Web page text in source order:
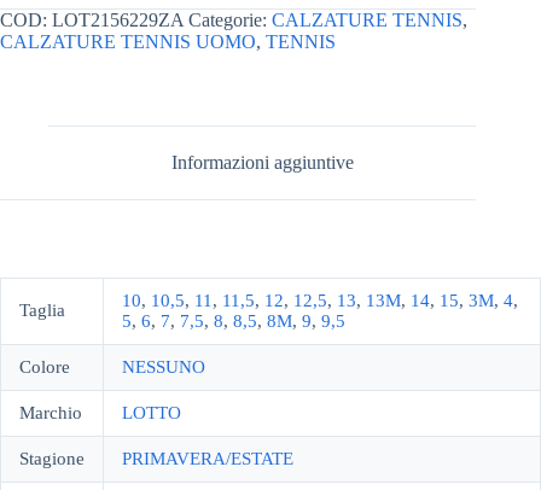
COD: LOT2156229ZA Categorie: CALZATURE TENNIS,
CALZATURE TENNIS UOMO, TENNIS
Informazioni aggiuntive
Taglia 10, 10,5, 11 , 11,5, 12, 12,5, 13, 13M, 14, 15, 3M, 4,
5, 6, 7, 7,5, 8, 8,5, 8M, 9, 9,5
Colore NESSUNO
Marchio LOTTO
Stagione PRIMAVERA/ESTATE